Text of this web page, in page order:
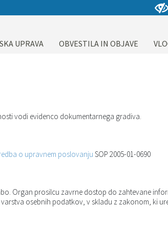
UPRAVA OBVESTILA IN OBJAVE
vodi evidenco dokumentarnega gradiva.
o upravnem poslovanju SOP 2005-01-0690
Organ prosilcu zavrne dostop do zahtevane
osebnih podatkov, v skladu z zakonom, ki